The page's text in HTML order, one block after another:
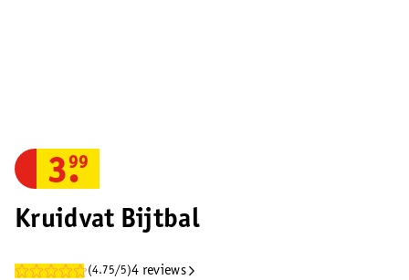
Kruidvat Bijtbal
(4.75/5)4 reviews
3.
99